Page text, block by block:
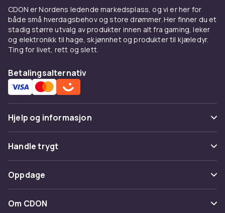
CDON er Nordens ledende markedsplass, og vi er her for
både små hverdagsbehov og store drømmer. Her finner du et
stadig større utvalg av produkter innen alt fra gaming, leker
og elektronikk til hage, skjønnhet og produkter til kjæledyr.
Ting for livet, rett og slett.
Betalingsalternativ
Hjelp og informasjon
Vanlige spørsmål
Spor pakke
Angre & returner her
Kontakt oss
Handle trygt
Betaling
Levering
Oppdage
Kategorier
Om CDON